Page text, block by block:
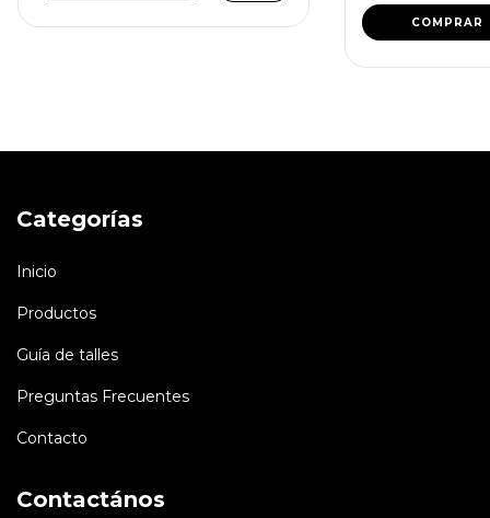
COMPRAR
Categorías
Inicio
Productos
Guía de talles
Preguntas Frecuentes
Contacto
Contactános